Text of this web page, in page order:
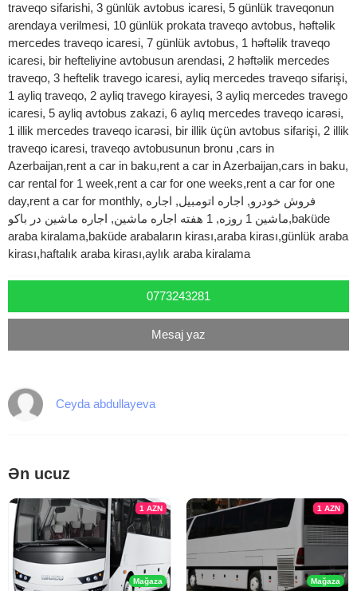
traveqo sifarishi, 3 günlük avtobus icaresi, 5 günlük traveqonun
arendaya verilmesi, 10 günlük prokata traveqo avtobus, həftəlik
mercedes traveqo icaresi, 7 günlük avtobus, 1 həftəlik traveqo
icaresi, bir hefteliyine avtobusun arendasi, 2 həftəlik mercedes
traveqo, 3 heftelik travego icaresi, ayliq mercedes traveqo sifarişi,
1 ayliq traveqo, 2 ayliq travego kirayesi, 3 ayliq mercedes travego
icaresi, 5 ayliq avtobus zakazi, 6 aylıq mercedes traveqo icarəsi,
1 illik mercedes traveqo icarəsi, bir illik üçün avtobus sifarişi, 2 illik
traveqo icaresi, traveqo avtobusunun bronu ,cars in
Azerbaijan,rent a car in baku,rent a car in Azerbaijan,cars in baku,
car rental for 1 week,rent a car for one weeks,rent a car for one
day,rent a car for monthly, فروش خودرو, اجاره اتومبیل, اجاره
ماشین 1 روزه, 1 هفته اجاره ماشین, اجاره ماشین در باکو,baküde
araba kiralama,baküde arabaların kirası,araba kirası,günlük araba
kirası,haftalık araba kirası,aylık araba kiralama
0773243281
Mesaj yaz
Ceyda abdullayeva
Ən ucuz
Mağaza
1AZN
Mağaza
1 AZN